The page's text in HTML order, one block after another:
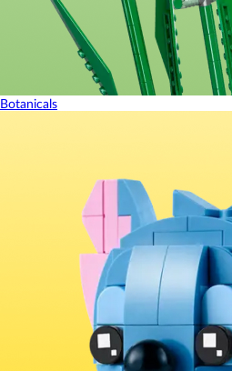
Botanicals